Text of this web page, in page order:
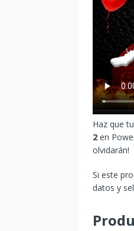
Haz que
2 en
olvidarán!
Si este
datos y